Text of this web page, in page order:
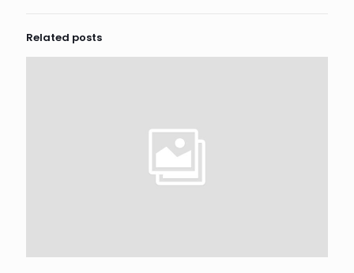
Related posts